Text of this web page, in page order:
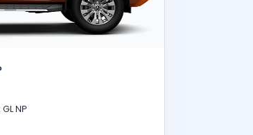
NP